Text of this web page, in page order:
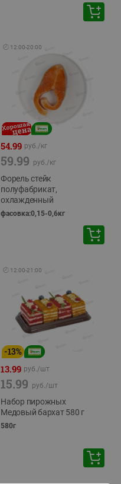
🕘 12:00-20:00
54.99 руб./кг
59.99 руб./кг
Форель стейк
полуфабрикат,
охлажденный
фасовка:0,15-0,6кг
🕘 12:00-21:00
-13%
13.99 руб./шт
15.99 руб./шт
Набор пирожных
Медовый бархат 580 г
580г